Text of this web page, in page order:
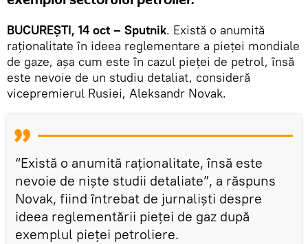
BUCUREȘTI, 14 oct – Sputnik. Există o anumită
raționalitate în ideea reglementare a pieței mondiale
de gaze, așa cum este în cazul pieței de petrol, însă
este nevoie de un studiu detaliat, consideră
vicepremierul Rusiei, Aleksandr Novak.
“Există o anumită raționalitate, însă este
nevoie de niște studii detaliate”, a răspuns
Novak, fiind întrebat de jurnaliști despre
ideea reglementării pieței de gaz după
exemplul pieței petroliere.